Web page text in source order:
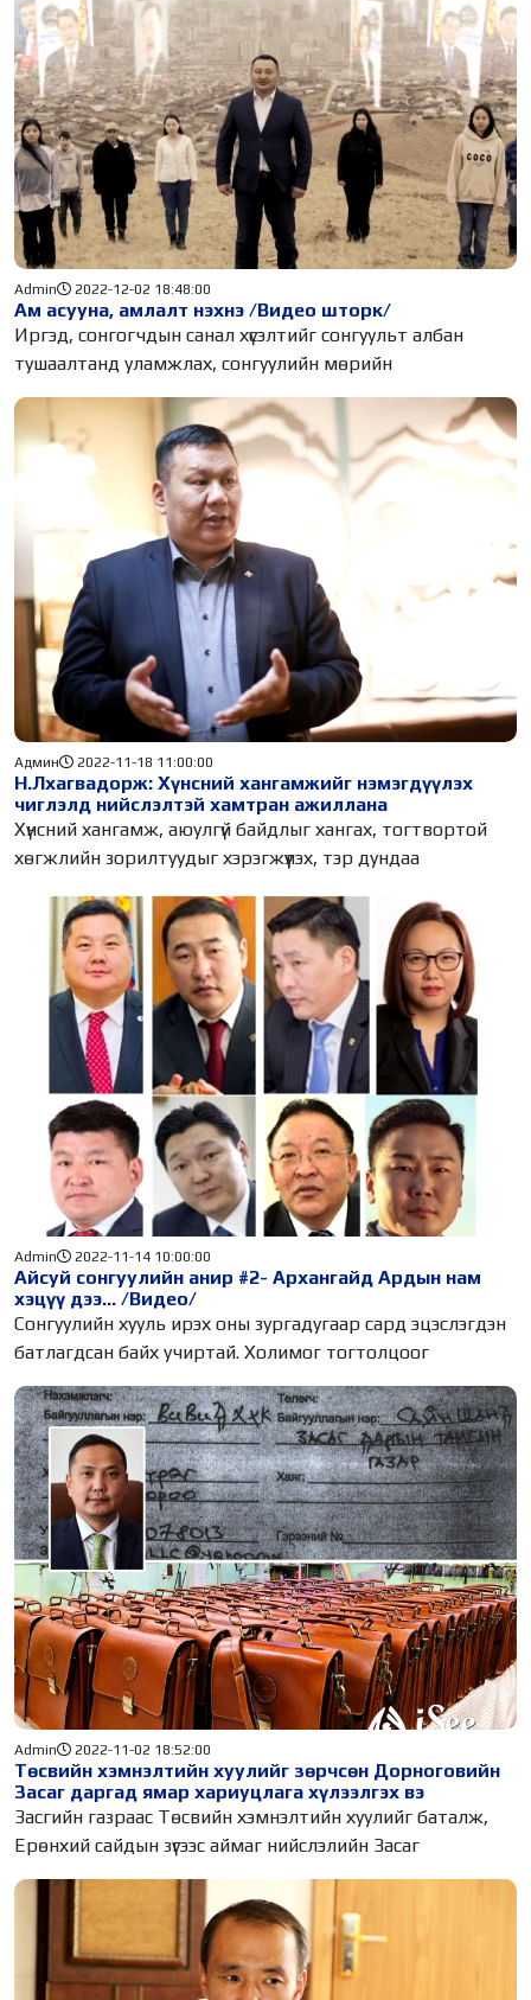
Ам асууна, амлалт нэхнэ /Видео шторк/
Admin 2022-12-02 18:48:00
Иргэд, сонгогчдын санал хүсэлтийг сонгуульт албан
тушаалтанд уламжлах, сонгуулийн мөрийн
Н.Лхагвадорж: Хүнсний хангамжийг нэмэгдүүлэх
чиглэлд нийслэлтэй хамтран ажиллана
Админ 2022-11-18 11:00:00
Хүнсний хангамж, аюулгүй байдлыг хангах, тогтвортой
хөгжлийн зорилтуудыг хэрэгжүүлэх, тэр дундаа
Айсуй сонгуулийн анир #2- Архангайд Ардын нам
хэцүү дээ... /Видео/
Admin 2022-11-14 10:00:00
Сонгуулийн хууль ирэх оны зургадугаар сард эцэслэгдэн
батлагдсан байх учиртай. Холимог тогтолцоог
Төсвийн хэмнэлтийн хуулийг зөрчсөн Дорноговийн
Засаг даргад ямар хариуцлага хүлээлгэх вэ
Admin 2022-11-02 18:52:00
Засгийн газраас Төсвийн хэмнэлтийн хуулийг баталж,
Ерөнхий сайдын зүгээс аймаг нийслэлийн Засаг